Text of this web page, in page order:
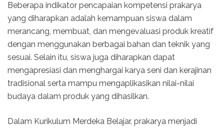
Beberapa indikator pencapaian kompetensi prakarya
yang diharapkan adalah kemampuan siswa dalam
merancang, membuat, dan mengevaluasi produk kreatif
dengan menggunakan berbagai bahan dan teknik yang
sesuai. Selain itu, siswa juga diharapkan dapat
mengapresiasi dan menghargai karya seni dan kerajinan
tradisional serta mampu mengaplikasikan nilai-nilai
budaya dalam produk yang dihasilkan.
Dalam Kurikulum Merdeka Belajar, prakarya menjadi